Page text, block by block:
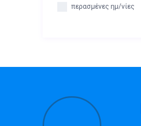
περασμένες ημ/νίες